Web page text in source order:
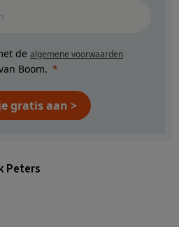
de algemene voorwaarden
Boom.
gratis aan >
Peters